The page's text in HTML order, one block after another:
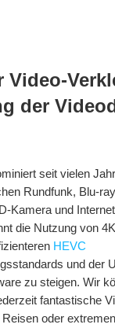
Video-
der
seit vielen
Rundfunk, Blu-
Kamera und
die Nutzung von
HEVC
und der
zu steigen. Wir
fantastische
oder